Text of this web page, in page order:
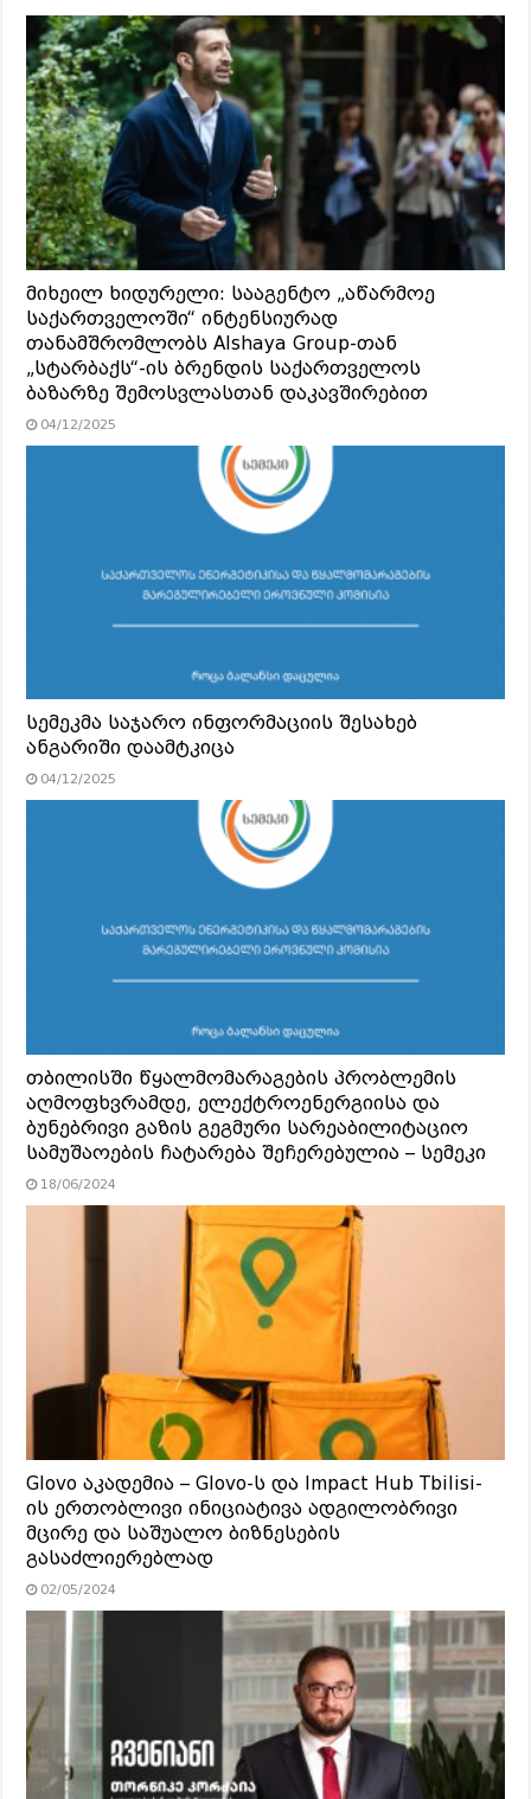
მიხეილ ხიდურელი: სააგენტო „აწარმოე
საქართველოში“ ინტენსიურად
თანამშრომლობს Alshaya Group-თან
„სტარბაქს“-ის ბრენდის საქართველოს
ბაზარზე შემოსვლასთან დაკავშირებით
04/12/2025
სემეკმა საჯარო ინფორმაციის შესახებ
ანგარიში დაამტკიცა
04/12/2025
თბილისში წყალმომარაგების პრობლემის
აღმოფხვრამდე, ელექტროენერგიისა და
ბუნებრივი გაზის გეგმური სარეაბილიტაციო
სამუშაოების ჩატარება შეჩერებულია – სემეკი
18/06/2024
Glovo აკადემია – Glovo-ს და Impact Hub Tbilisi-
ის ერთობლივი ინიციატივა ადგილობრივი
მცირე და საშუალო ბიზნესების
გასაძლიერებლად
02/05/2024